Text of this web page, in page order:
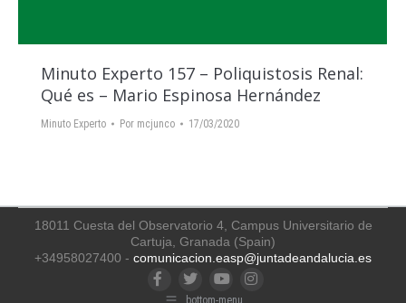
Minuto Experto 157 – Poliquistosis Renal:
Qué es – Mario Espinosa Hernández
Minuto Experto Por mcjunco 17/03/2020
18011 Cuesta del Observatorio 4, Campus Universitario de
Cartuja, Granada (Spain)
+34958027400 - comunicacion.easp@juntadeandalucia.es
FacebookTwitterYouTubeInstagram
bottom-menu